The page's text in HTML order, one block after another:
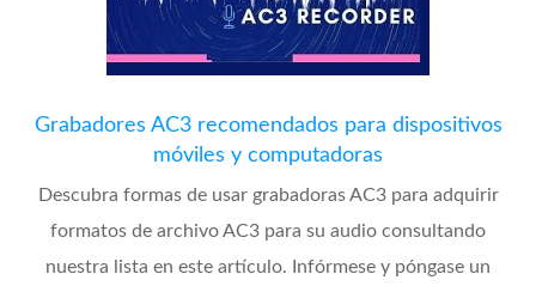
Grabadores AC3 recomendados para dispositivos
móviles y computadoras
Descubra formas de usar grabadoras AC3 para adquirir
formatos de archivo AC3 para su audio consultando
nuestra lista en este artículo. Infórmese y póngase un